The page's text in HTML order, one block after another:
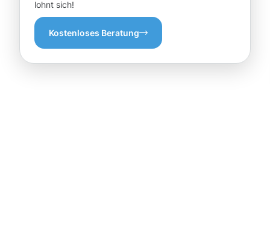
lohnt sich!
Kostenloses Beratung